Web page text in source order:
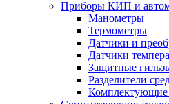
Приборы КИП и
Манометры
Термометры
Датчики и
Датчики
Защитные
Разделители
Комплектующие